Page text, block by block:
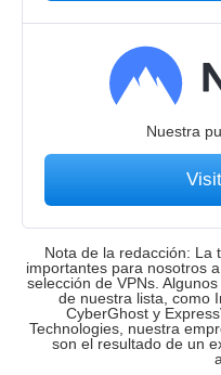
Nuestra
Nota de la redacción: La
importantes para nosotros
selección de VPNs.
de nuestra lista, como
CyberGhost y
Technologies, nuestra
son el resultado de un